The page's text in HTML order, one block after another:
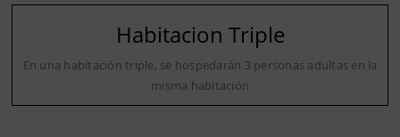
Habitacion Triple
En una habitación triple, se hospedarán 3 personas adultas en la
misma habitación